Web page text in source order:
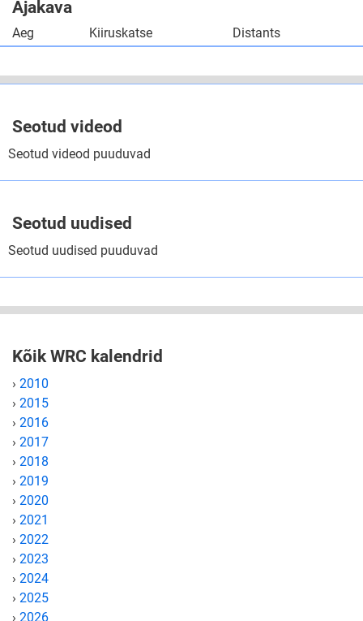
Ajakava
Aeg Kiiruskatse Distants
Seotud videod
Seotud videod puuduvad
Seotud uudised
Seotud uudised puuduvad
Kõik WRC kalendrid
› 2010
› 2015
› 2016
› 2017
› 2018
› 2019
› 2020
› 2021
› 2022
› 2023
› 2024
› 2025
› 2026